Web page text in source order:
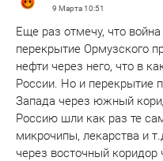
9 Марта10:51
Еще раз отмечу, что
перекрытие Ормузского
нефти через него, что в
России. Но и перекрытие
Запада через южный
Россию шли как раз те
микрочипы, лекарства и
через восточный